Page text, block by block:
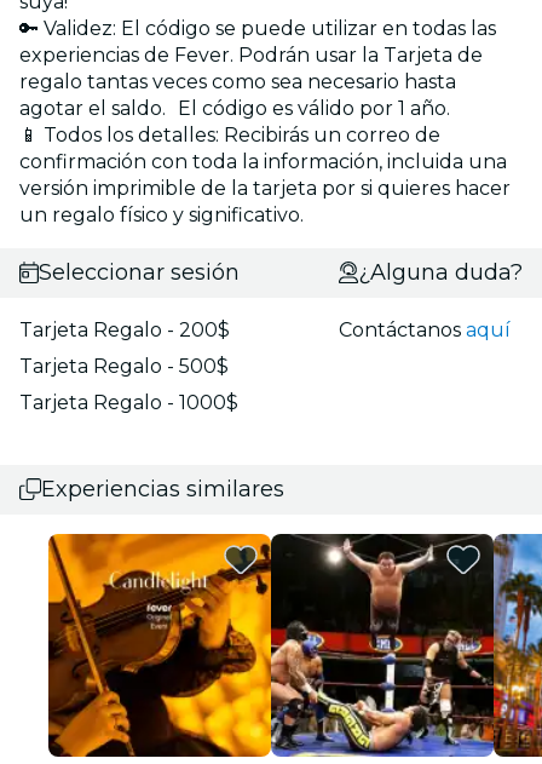
🔑 Validez: El código se puede utilizar en todas las
experiencias de Fever. Podrán usar la Tarjeta de
regalo tantas veces como sea necesario hasta
agotar el saldo. El código es válido por 1 año.
📱 Todos los detalles: Recibirás un correo de
confirmación con toda la información, incluida una
versión imprimible de la tarjeta por si quieres hacer
un regalo físico y significativo.
Seleccionar sesión
Tarjeta Regalo - 200$
Tarjeta Regalo - 500$
Tarjeta Regalo - 1000$
¿Alguna duda?
Contáctanosaquí
Experiencias similares